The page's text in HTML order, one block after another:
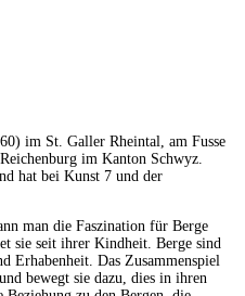
im St. Galler Rheintal, am Fusse
im Kanton Schwyz.
hat bei Kunst 7 und der
man die Faszination für Berge
sie seit ihrer Kindheit. Berge sind
Erhabenheit. Das Zusammenspiel
bewegt sie dazu, dies in ihren